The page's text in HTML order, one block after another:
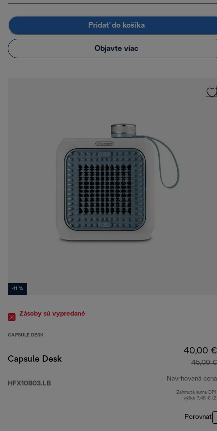
Pridať do košíka
Objavte viac
-11 %
Zásoby sú vypredané
CAPSULE DESK
Capsule Desk
HFX10B03.LB
40,00 €
45,00 €
Navrhovaná cena
Zahrnutá suma
výške 7,48 €
Porovnať